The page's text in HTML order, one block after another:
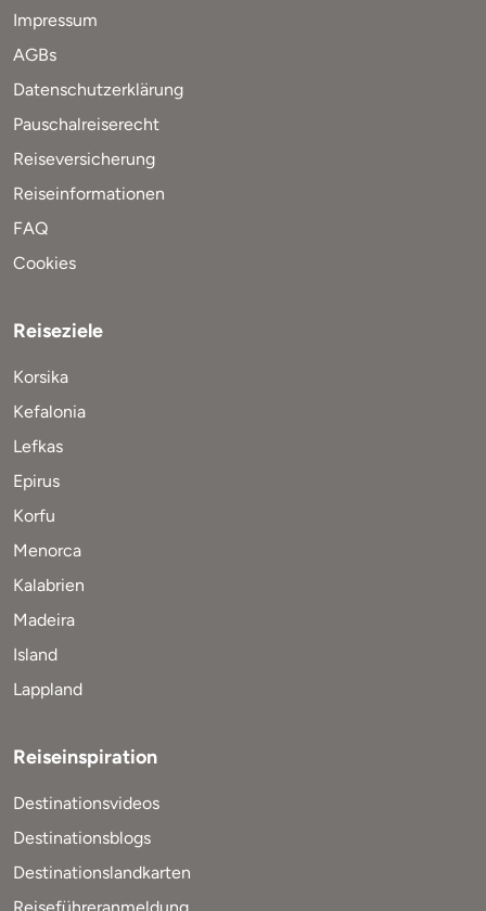
Impressum
AGBs
Datenschutzerklärung
Pauschalreiserecht
Reiseversicherung
Reiseinformationen
FAQ
Cookies
Reiseziele
Korsika
Kefalonia
Lefkas
Epirus
Korfu
Menorca
Kalabrien
Madeira
Island
Lappland
Reiseinspiration
Destinationsvideos
Destinationsblogs
Destinationslandkarten